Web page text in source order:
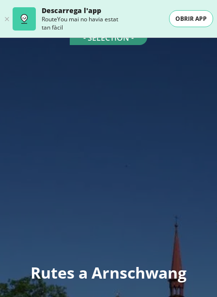
Descarrega l'app
RouteYou mai no havia estat
tan fàcil
OBRIR APP
- SELECTION -
Rutes a Arnschwang